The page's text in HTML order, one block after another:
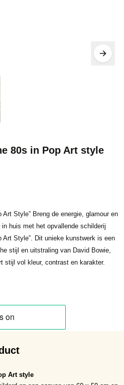
80s in Pop Art style
Style” Breng de energie, glamour en
huis met het opvallende schilderij
Art Style”. Dit unieke kunstwerk is een
stijl en uitstraling van David Bowie,
stijl vol kleur, contrast en karakter.
Art style